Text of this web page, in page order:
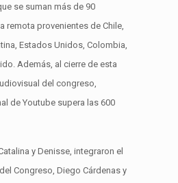
se suman más de 90
remota provenientes de Chile,
Estados Unidos, Colombia,
Además, al cierre de esta
del congreso,
de Youtube supera las 600
y Denisse, integraron el
Congreso, Diego Cárdenas y